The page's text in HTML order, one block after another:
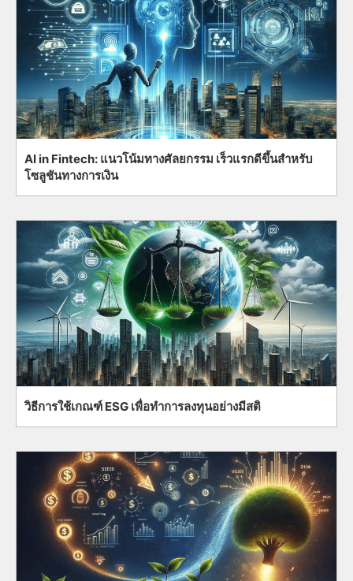
AI in Fintech: แนวโน้มทางศัลยกรรม เร็วแรกดีขึ้นสำหรับ
โซลูชันทางการเงิน
วิธีการใช้เกณฑ์ ESG เพื่อทำการลงทุนอย่างมีสติ